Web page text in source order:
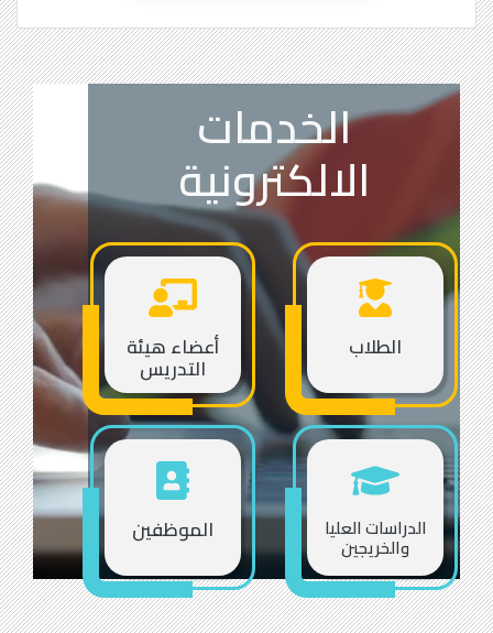
الخدمات
الالكترونية
الطلاب أعضاء هيئة
التدريس
الدراسات العليا
والخريجين
الموظفين